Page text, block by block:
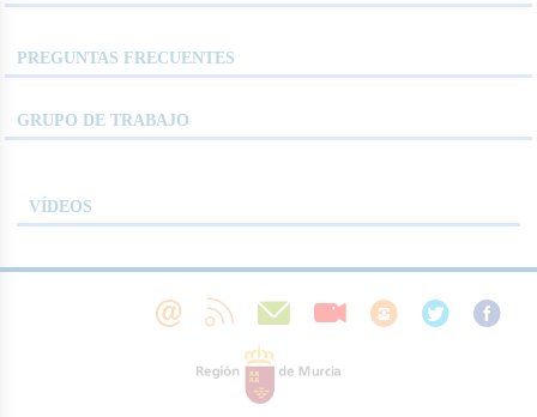
PREGUNTAS FRECUENTES
GRUPO DE TRABAJO
VÍDEOS